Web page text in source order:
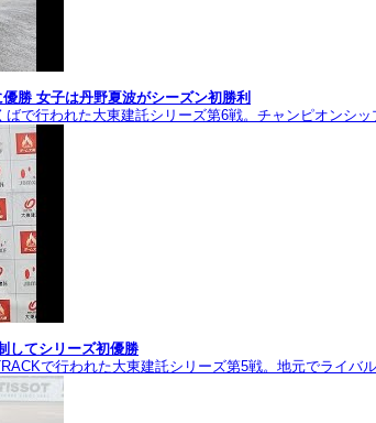
勝 女子は丹野夏波がシーズン初勝利
で行われた大東建託シリーズ第6戦。チャンピオンシ
してシリーズ初優勝
で行われた大東建託シリーズ第5戦。地元でライバ